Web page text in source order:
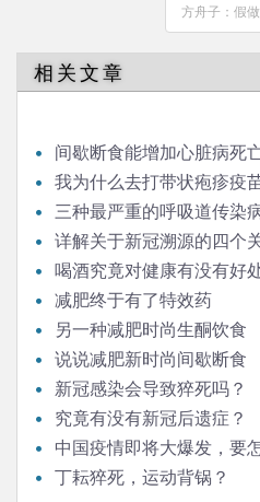
方舟子：假
相关文章
间歇断食能增加心脏病死
我为什么去打带状疱疹疫
三种最严重的呼吸道传染
详解关于新冠溯源的四个
喝酒究竟对健康有没有好
减肥终于有了特效药
另一种减肥时尚生酮饮食
说说减肥新时尚间歇断食
新冠感染会导致猝死吗？
究竟有没有新冠后遗症？
中国疫情即将大爆发，要
丁耘猝死，运动背锅？